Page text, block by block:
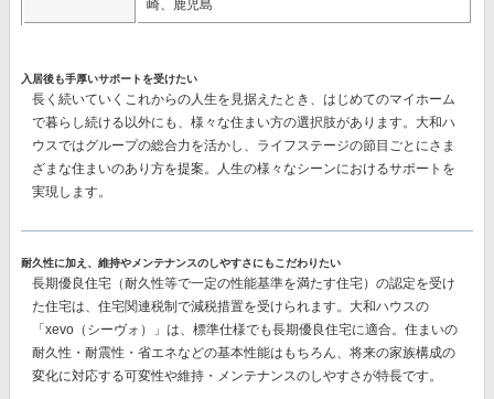
崎、鹿児島
入居後も手厚いサポートを受けたい
長く続いていくこれからの人生を見据えたとき、はじめてのマイホーム
で暮らし続ける以外にも、様々な住まい方の選択肢があります。大和ハ
ウスではグループの総合力を活かし、ライフステージの節目ごとにさま
ざまな住まいのあり方を提案。人生の様々なシーンにおけるサポートを
実現します。
耐久性に加え、維持やメンテナンスのしやすさにもこだわりたい
長期優良住宅（耐久性等で一定の性能基準を満たす住宅）の認定を受け
た住宅は、住宅関連税制で減税措置を受けられます。大和ハウスの
「xevo（シーヴォ）」は、標準仕様でも長期優良住宅に適合。住まいの
耐久性・耐震性・省エネなどの基本性能はもちろん、将来の家族構成の
変化に対応する可変性や維持・メンテナンスのしやすさが特長です。